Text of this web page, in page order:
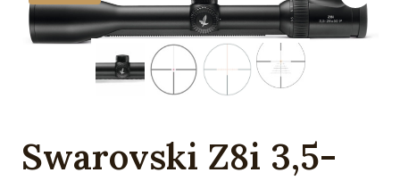
Swarovski Z8i 3,5-